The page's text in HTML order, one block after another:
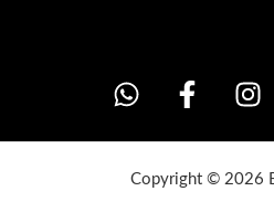
Copyright © 2026